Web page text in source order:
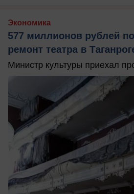
Экономика
577 миллионов рублей
ремонт театра в
Министр культуры приехал